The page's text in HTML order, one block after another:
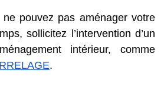
pouvez pas aménager votre
sollicitez l’intervention d’un
intérieur, comme
.